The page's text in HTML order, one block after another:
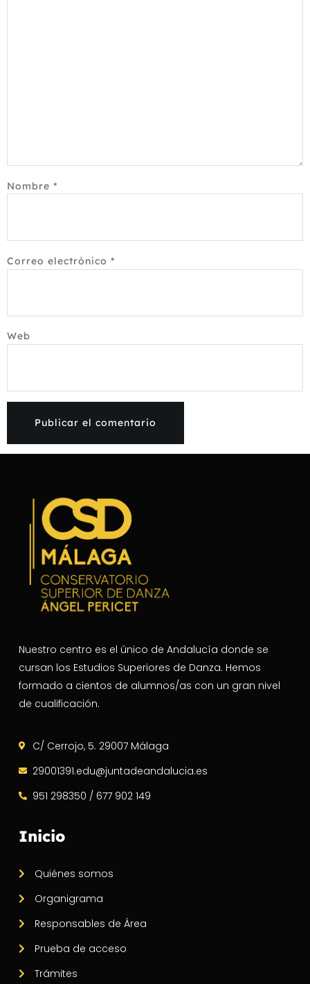
Nombre *
Correo electrónico *
Web
Nuestro centro es el único de Andalucía donde se
cursan los Estudios Superiores de Danza. Hemos
formado a cientos de alumnos/as con un gran nivel
de cualificación.
C/ Cerrojo, 5. 29007 Málaga
29001391.edu@juntadeandalucia.es
951 298350 / 677 902 149
Inicio
Quiénes somos
Organigrama
Responsables de Área
Prueba de acceso
Trámites